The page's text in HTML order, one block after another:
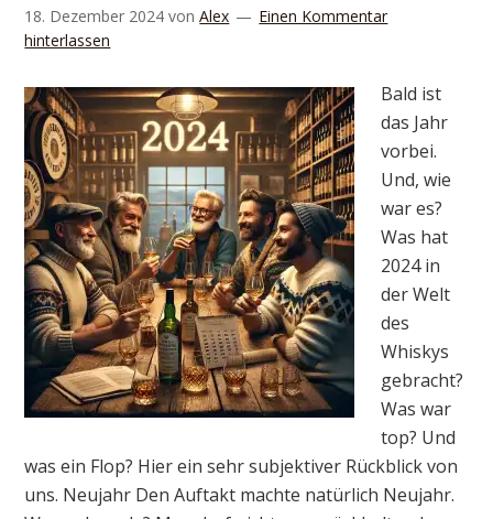
18. Dezember 2024 vonAlex
Einen Kommentar
hinterlassen
Bald ist
das Jahr
vorbei.
Und, wie
war es?
Was hat
2024 in
der Welt
des
Whiskys
gebracht?
Was war
top? Und
was ein Flop? Hier ein sehr subjektiver Rückblick von
uns. Neujahr Den Auftakt machte natürlich Neujahr.